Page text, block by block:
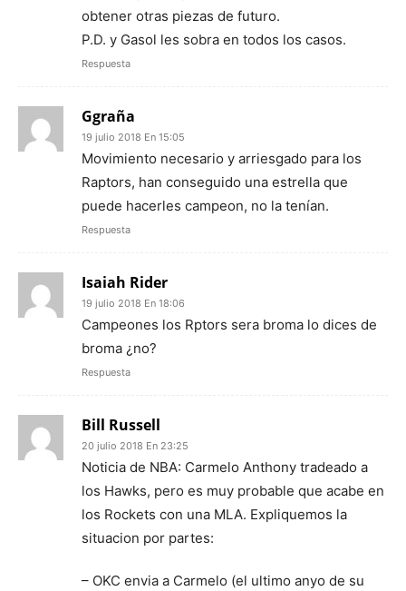
obtener otras piezas de futuro.
P.D. y Gasol les sobra en todos los casos.
Respuesta
Ggraña
19 julio 2018 En 15:05
Movimiento necesario y arriesgado para los
Raptors, han conseguido una estrella que
puede hacerles campeon, no la tenían.
Respuesta
Isaiah Rider
19 julio 2018 En 18:06
Campeones los Rptors sera broma lo dices de
broma ¿no?
Respuesta
Bill Russell
20 julio 2018 En 23:25
Noticia de NBA: Carmelo Anthony tradeado a
los Hawks, pero es muy probable que acabe en
los Rockets con una MLA. Expliquemos la
situacion por partes:
– OKC envia a Carmelo (el ultimo anyo de su